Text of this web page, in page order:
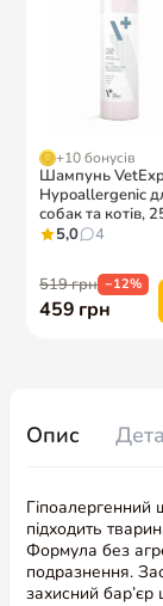
Опис
Гіпоалергенний
підходить
Формула без
подразнення.
захисний бар’єр